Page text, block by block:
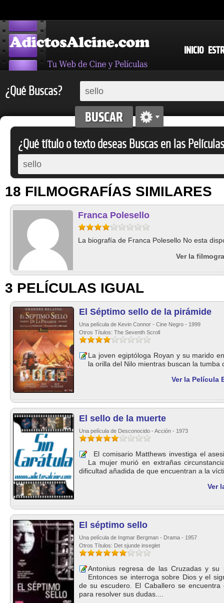
INICIO
¿Qué Buscas?
¿Qué título o texto deseas Buscas en las
18 FILMOGRAFÍAS SIMILARES
Franca Polesello
La biografía de Franca Polesello No esta
Ver la
3 PELÍCULAS IGUAL
El Séptimo sello de la pirámide
Una película de Kevin Connor - Cine Negro - 1999
Otros Títulos: The Seventh Scroll
La joven egiptóloga Royan y su marido
la orilla del Nilo mientras buscan la tumba
Ver la Película
El sello de la muerte
Una película de Desconocido - Acción - 1973
El comisario Matthews investiga el
La mujer murió en extrañas
dificultad añadida de que encuentran a la
Ver
El séptimo sello
Una película de Ingmar Bergman - Drama - 1957
Otros Títulos: Det sjunde inseglet
Antonius regresa de las Cruzadas y
Entonces se interroga sobre Dios y el
de su escudero. El Caballero se
para resolver sus dudas....